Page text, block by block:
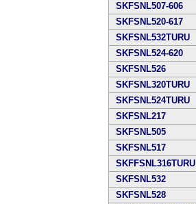
SKFSNL507-606
SKFSNL520-617
SKFSNL532TURU
SKFSNL524-620
SKFSNL526
SKFSNL320TURU
SKFSNL524TURU
SKFSNL217
SKFSNL505
SKFSNL517
SKFFSNL316TURU
SKFSNL532
SKFSNL528